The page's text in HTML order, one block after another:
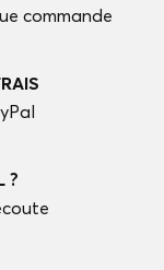
commande
?